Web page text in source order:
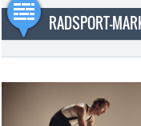
RADSPORT-